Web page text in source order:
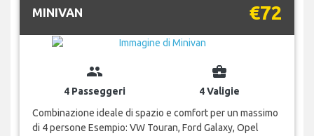
MINIVAN €72
group
4 Passeggeri
business_center
4 Valigie
Combinazione ideale di spazio e comfort per un massimo
di 4 persone Esempio: VW Touran, Ford Galaxy, Opel